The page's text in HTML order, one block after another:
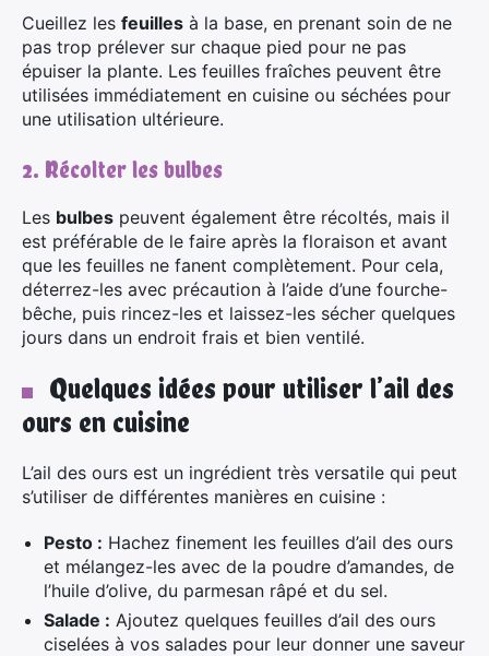
Cueillez les feuilles à la base, en prenant soin de ne
pas trop prélever sur chaque pied pour ne pas
épuiser la plante. Les feuilles fraîches peuvent être
utilisées immédiatement en cuisine ou séchées pour
une utilisation ultérieure.
2. Récolter les bulbes
Les bulbes peuvent également être récoltés, mais il
est préférable de le faire après la floraison et avant
que les feuilles ne fanent complètement. Pour cela,
déterrez-les avec précaution à l’aide d’une fourche-
bêche, puis rincez-les et laissez-les sécher quelques
jours dans un endroit frais et bien ventilé.
Quelques idées pour utiliser l’ail des
ours en cuisine
L’ail des ours est un ingrédient très versatile qui peut
s’utiliser de différentes manières en cuisine :
Pesto : Hachez finement les feuilles d’ail des ours
et mélangez-les avec de la poudre d’amandes, de
l’huile d’olive, du parmesan râpé et du sel.
Salade : Ajoutez quelques feuilles d’ail des ours
ciselées à vos salades pour leur donner une saveur